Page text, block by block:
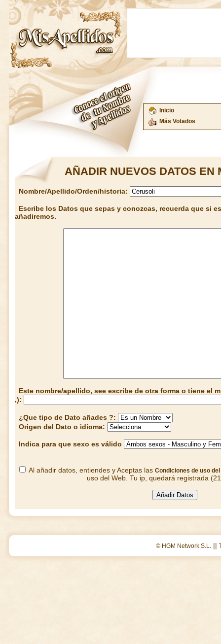
Inicio
Más Votados
AÑADIR NUEVOS DATOS EN
Nombre/Apellido/Orden/historia:
Escribe los Datos que sepas y conozcas, recuerda que si
añadiremos.
Este nombre/apellido, see escribe de otra forma o tiene el
,):
¿Que tipo de Dato añades ?:
Origen del Dato o idioma:
Indica para que sexo es válido
Al añadir datos, entiendes y Aceptas las Condiciones de uso del
uso del Web. Tu ip, quedará registrada
© HGM Network S.L. ||